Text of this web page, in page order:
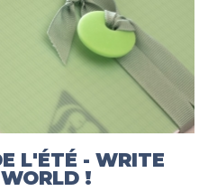
L'ÉTÉ - WRITE
!